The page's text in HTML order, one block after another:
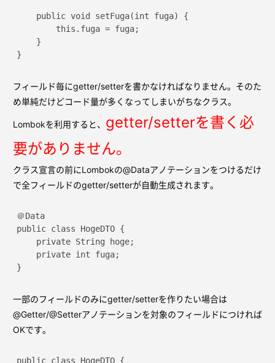
    public void setFuga(int fuga) {
        this.fuga = fuga;
    }
フィールド毎にgetter/setterを書かなければなりません。そのた
め単純だけどコード量が多くなってしまいがちなクラス。
Lombokを利用すると、 getter/setterを書く必
要がありません。
クラス宣言の前にLombokの@Dataアノテーションをつけるだけ
で全フィールドのgetter/setterが自動生成されます。
＠Data
public class HogeDTO {
    private String hoge;
    private int fuga;
一部のフィールドのみにgetter/setterを作りたい場合は
@Getter/@Setterアノテーションを対象のフィールドにつければ
OKです。
public class HogeDTO {